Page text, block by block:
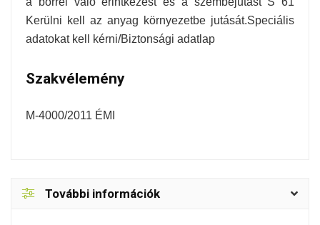
Kerülni kell az anyag környezetbe jutását.Speciális
adatokat kell kérni/Biztonsági adatlap
Szakvélemény
M-4000/2011 ÉMI
További információk